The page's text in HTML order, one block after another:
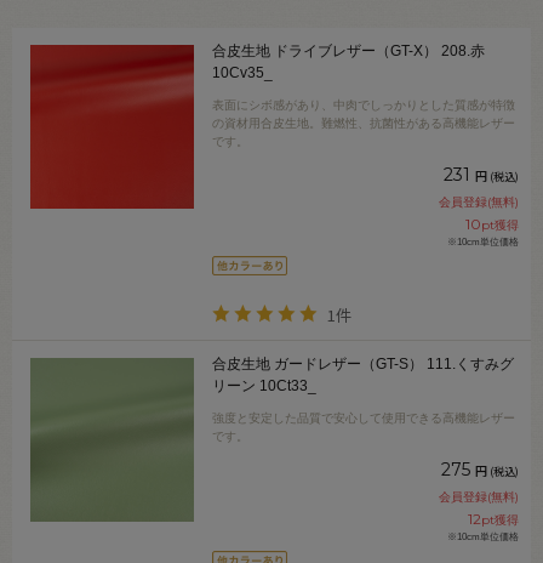
合皮生地 ドライブレザー（GT-X） 208.赤
10Cv35_
表面にシボ感があり、中肉でしっかりとした質感が特徴
の資材用合皮生地。難燃性、抗菌性がある高機能レザー
です。
231 円 (税込)
会員登録(無料)
10pt獲得
※10cm単位価格
1件
合皮生地 ガードレザー（GT-S） 111.くすみグ
リーン 10Ct33_
強度と安定した品質で安心して使用できる高機能レザー
です。
275 円 (税込)
会員登録(無料)
12pt獲得
※10cm単位価格